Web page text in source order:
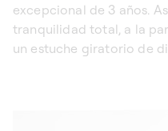
excepcional de 3 años.
tranquilidad total, a la
un estuche giratorio de